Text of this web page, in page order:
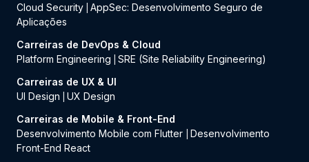
Cloud Security AppSec: Desenvolvimento Seguro de
Aplicações
Carreiras de DevOps & Cloud
Platform Engineering
SRE (Site Reliability Engineering)
Carreiras de UX & UI
UI Design
UX Design
Carreiras de Mobile & Front-End
Desenvolvimento Mobile com Flutter
Desenvolvimento
Front-End React